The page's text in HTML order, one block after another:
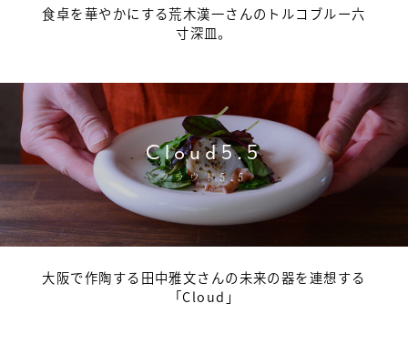
食卓を華やかにする荒木漢一さんのトルコブルー六
寸深皿。
Cloud5.5
クラウド5.5
大阪で作陶する田中雅文さんの未来の器を連想する
「Cloud」